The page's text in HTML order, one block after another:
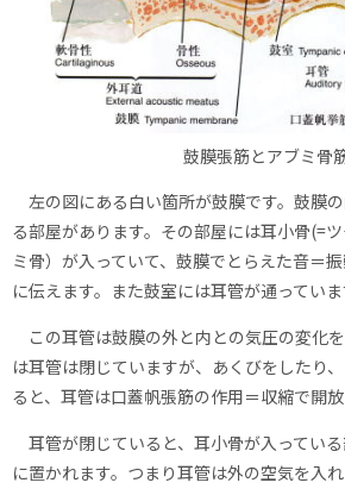
鼓膜張筋とアブミ骨
左の図にある白い箇所が鼓膜です。鼓膜
る部屋があります。その部屋には耳小骨(=
ミ骨）が入っていて、鼓膜でとらえた音＝
に伝えます。また鼓室には耳管が通っていま
この耳管は鼓膜の外と内との気圧の変化
は耳管は閉じていますが、あくびをしたり
ると、耳管は口蓋帆張筋の作用＝収縮で開放
耳管が閉じていると、耳小骨が入ってい
に置かれます。つまり耳管は外の空気を入